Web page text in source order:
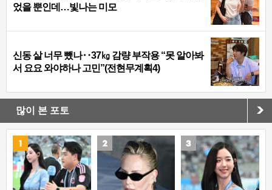
었을 뿐인데…빛나는 미모
신동 살 너무 뺐나‥37㎏ 감량 부작용 “못 알아봐
서 요요 와야하나 고민”(전현무계획4)
많이 본 포토